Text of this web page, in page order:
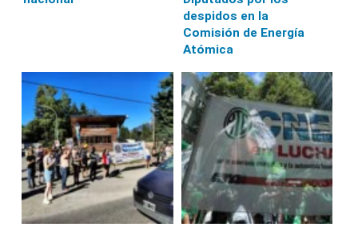
despidos en la
Comisión de Energía
Atómica